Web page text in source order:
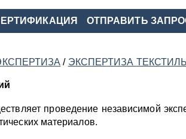
ОТПРАВИТЬ
/ ЭКСПЕРТИЗА
проведение независимой
материалов.